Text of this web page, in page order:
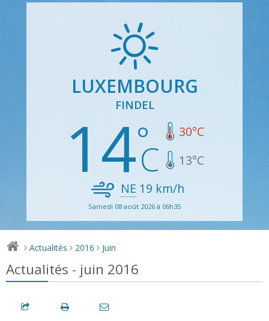
LUXEMBOURG
FINDEL
14 30°C
13°C
NE 19 km/h
Samedi 08 août 2026 à 06h35
> Actualités > 2016 > Juin
Actualités - juin 2016